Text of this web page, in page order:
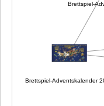
Brettspiel-
Brettspiel-Adventskalender